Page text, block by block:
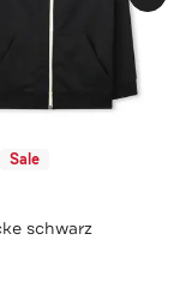
Sale
schwarz